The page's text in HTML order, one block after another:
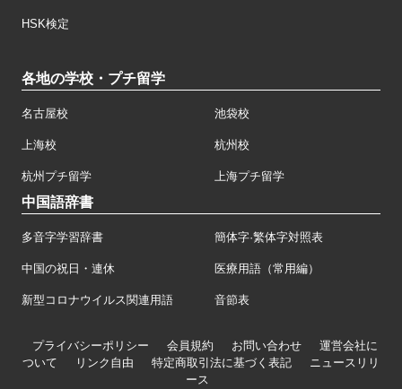
HSK検定
各地の学校・プチ留学
名古屋校 池袋校
上海校 杭州校
杭州プチ留学 上海プチ留学
中国語辞書
多音字学習辞書 簡体字·繁体字対照表
中国の祝日・連休 医療用語（常用編）
新型コロナウイルス関連用語 音節表
プライバシーポリシー 会員規約 お問い合わせ
運営会社に
ついて
リンク自由 特定商取引法に基づく表記
ニュースリリ
ース